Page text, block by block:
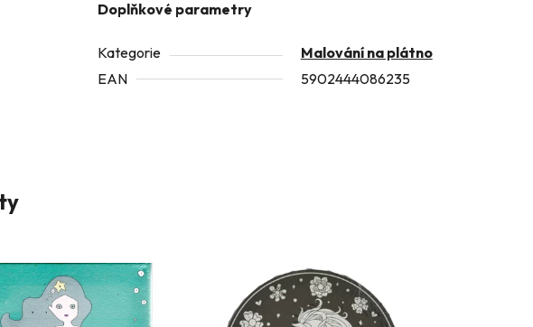
Doplňkové parametry
Kategorie
Malování na plátno
EAN
5902444086235